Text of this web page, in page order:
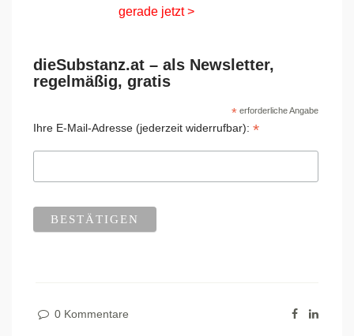
gerade jetzt >
dieSubstanz.at – als Newsletter,
regelmäßig, gratis
*erforderliche Angabe
Ihre E-Mail-Adresse (jederzeit widerrufbar): *
0 Kommentare